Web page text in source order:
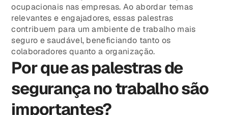
ocupacionais nas empresas. Ao abordar temas
relevantes e engajadores, essas palestras
contribuem para um ambiente de trabalho mais
seguro e saudável, beneficiando tanto os
colaboradores quanto a organização.
Por que as palestras de
segurança no trabalho são
importantes?